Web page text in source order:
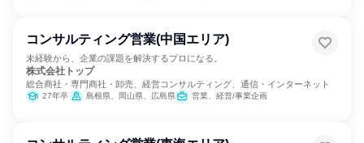
コンサルティング営業(中国エリア)
未経験から、企業の課題を解決するプロになる。
株式会社トップ
総合商社・専門商社・卸売、経営コンサルティング、通信・インターネット
27年卒 島根県、岡山県、広島県 営業、経営/事業企画